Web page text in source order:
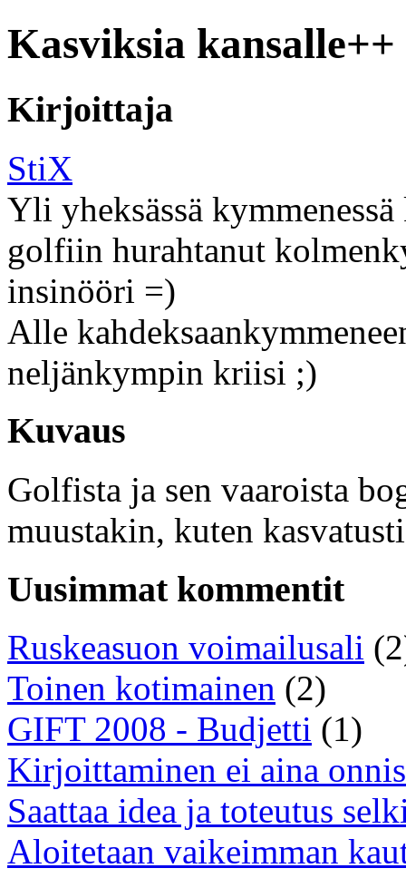
Kasviksia kansalle++
Kirjoittaja
StiX
Yli yheksässä
golfiin hurahtanut
insinööri =)
Alle
neljänkympin kriisi ;)
Kuvaus
Golfista ja sen vaaroista
muustakin, kuten
Uusimmat kommentit
Ruskeasuon voimailusali
Toinen kotimainen (2)
GIFT 2008 - Budjetti (1)
Kirjoittaminen ei aina
Saattaa idea ja toteutus
Aloitetaan vaikeimman